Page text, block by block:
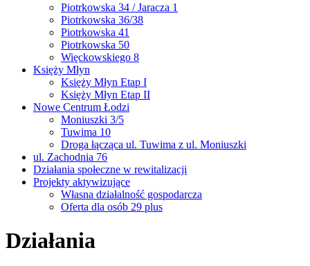
Piotrkowska 34 / Jaracza 1
Piotrkowska 36/38
Piotrkowska 41
Piotrkowska 50
Więckowskiego 8
Księży Młyn
Księży Młyn Etap I
Księży Młyn Etap II
Nowe Centrum Łodzi
Moniuszki 3/5
Tuwima 10
Droga łącząca ul. Tuwima z ul. Moniuszki
ul. Zachodnia 76
Działania społeczne w rewitalizacji
Projekty aktywizujące
Własna działalność gospodarcza
Oferta dla osób 29 plus
Działania